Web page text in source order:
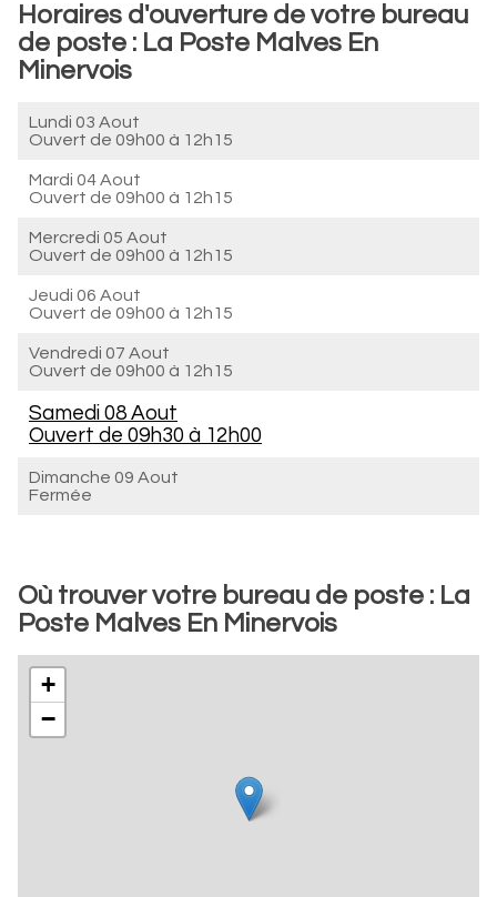
Horaires d'ouverture de votre bureau
de poste : La Poste Malves En
Minervois
Lundi 03 Aout
Ouvert de 09h00 à 12h15
Mardi 04 Aout
Ouvert de 09h00 à 12h15
Mercredi 05 Aout
Ouvert de 09h00 à 12h15
Jeudi 06 Aout
Ouvert de 09h00 à 12h15
Vendredi 07 Aout
Ouvert de 09h00 à 12h15
Samedi 08 Aout
Ouvert de 09h30 à 12h00
Dimanche 09 Aout
Fermée
Où trouver votre bureau de poste : La
Poste Malves En Minervois
+
−